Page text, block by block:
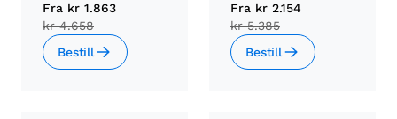
Fra kr 1.863
kr 4.658
Bestill
Fra kr 2.154
kr 5.385
Bestill